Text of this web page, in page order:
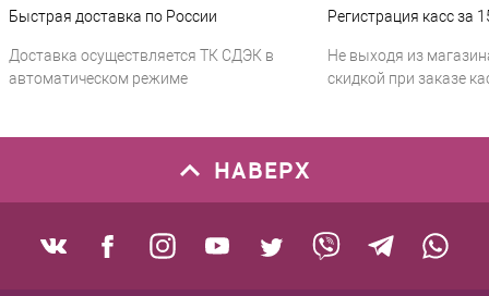
Быстрая доставка по России
Доставка осуществляется ТК СДЭК в
автоматическом режиме
Регистрация касс за
Не выходя из
скидкой при заказе
НАВЕРХ